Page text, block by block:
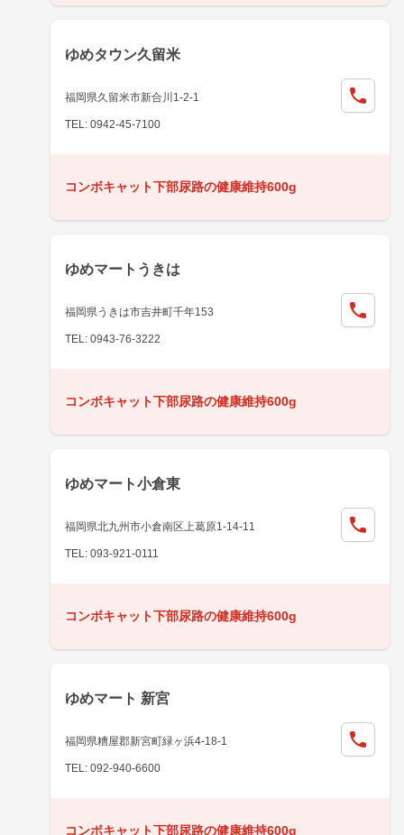
ゆめタウン久留米
福岡県久留米市新合川1-2-1
TEL: 0942-45-7100
コンボキャット下部尿路の健康維持600g
ゆめマートうきは
福岡県うきは市吉井町千年153
TEL: 0943-76-3222
コンボキャット下部尿路の健康維持600g
ゆめマート小倉東
福岡県北九州市小倉南区上葛原1-14-11
TEL: 093-921-0111
コンボキャット下部尿路の健康維持600g
ゆめマート 新宮
福岡県糟屋郡新宮町緑ヶ浜4-18-1
TEL: 092-940-6600
コンボキャット下部尿路の健康維持600g